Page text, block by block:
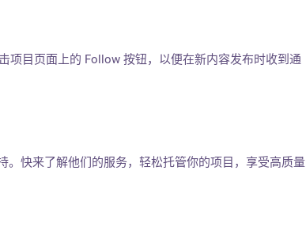
项目页面上的 Follow 按钮，以便在新内容发布时收到通
快来了解他们的服务，轻松托管你的项目，享受高质量